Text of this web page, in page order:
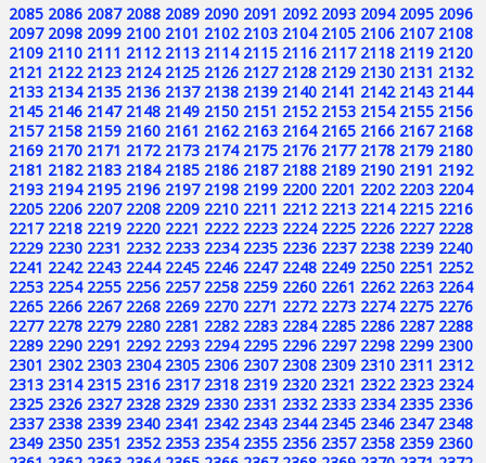
2085 2086 2087 2088 2089 2090 2091 2092 2093 2094 2095 2096
2097 2098 2099 2100 2101 2102 2103 2104 2105 2106 2107 2108
2109 2110 2111 2112 2113 2114 2115 2116 2117 2118 2119 2120
2121 2122 2123 2124 2125 2126 2127 2128 2129 2130 2131 2132
2133 2134 2135 2136 2137 2138 2139 2140 2141 2142 2143 2144
2145 2146 2147 2148 2149 2150 2151 2152 2153 2154 2155 2156
2157 2158 2159 2160 2161 2162 2163 2164 2165 2166 2167 2168
2169 2170 2171 2172 2173 2174 2175 2176 2177 2178 2179 2180
2181 2182 2183 2184 2185 2186 2187 2188 2189 2190 2191 2192
2193 2194 2195 2196 2197 2198 2199 2200 2201 2202 2203 2204
2205 2206 2207 2208 2209 2210 2211 2212 2213 2214 2215 2216
2217 2218 2219 2220 2221 2222 2223 2224 2225 2226 2227 2228
2229 2230 2231 2232 2233 2234 2235 2236 2237 2238 2239 2240
2241 2242 2243 2244 2245 2246 2247 2248 2249 2250 2251 2252
2253 2254 2255 2256 2257 2258 2259 2260 2261 2262 2263 2264
2265 2266 2267 2268 2269 2270 2271 2272 2273 2274 2275 2276
2277 2278 2279 2280 2281 2282 2283 2284 2285 2286 2287 2288
2289 2290 2291 2292 2293 2294 2295 2296 2297 2298 2299 2300
2301 2302 2303 2304 2305 2306 2307 2308 2309 2310 2311 2312
2313 2314 2315 2316 2317 2318 2319 2320 2321 2322 2323 2324
2325 2326 2327 2328 2329 2330 2331 2332 2333 2334 2335 2336
2337 2338 2339 2340 2341 2342 2343 2344 2345 2346 2347 2348
2349 2350 2351 2352 2353 2354 2355 2356 2357 2358 2359 2360